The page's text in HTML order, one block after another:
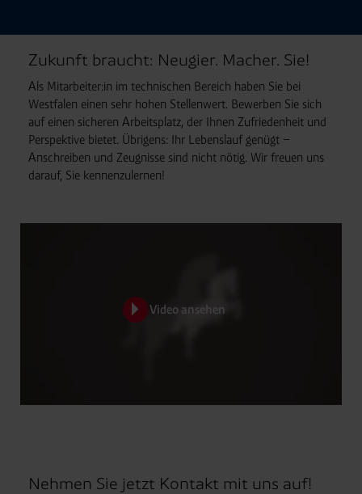
Video ansehen
Zukunft braucht: Neugier. Macher. Sie!
Als Mitarbeiter:in im technischen Bereich haben Sie bei
Westfalen einen sehr hohen Stellenwert. Bewerben Sie sich
auf einen sicheren Arbeitsplatz, der Ihnen Zufriedenheit und
Perspektive bietet. Übrigens: Ihr Lebenslauf genügt –
Anschreiben und Zeugnisse sind nicht nötig. Wir freuen uns
darauf, Sie kennenzulernen!
Nehmen Sie jetzt Kontakt mit uns auf!